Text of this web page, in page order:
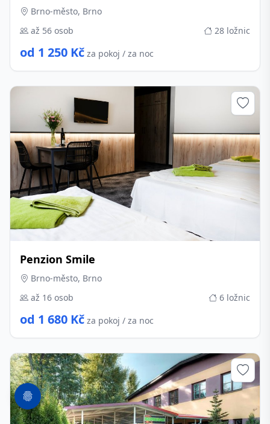
Brno-město, Brno
až 56 osob
28 ložnic
od 1 250 Kč za pokoj / za noc
Penzion Smile
Brno-město, Brno
až 16 osob
6 ložnic
od 1 680 Kč za pokoj / za noc